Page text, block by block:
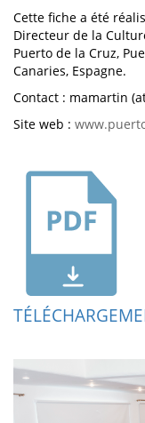
Cette fiche a été
Directeur de la
Puerto de la Cruz,
Canaries, Espagne.
Contact : mamartin
Site web :